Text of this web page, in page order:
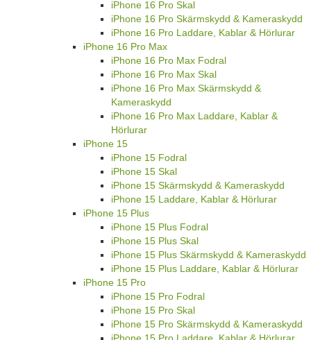
iPhone 16 Pro Skal
iPhone 16 Pro Skärmskydd & Kameraskydd
iPhone 16 Pro Laddare, Kablar & Hörlurar
iPhone 16 Pro Max
iPhone 16 Pro Max Fodral
iPhone 16 Pro Max Skal
iPhone 16 Pro Max Skärmskydd &
Kameraskydd
iPhone 16 Pro Max Laddare, Kablar &
Hörlurar
iPhone 15
iPhone 15 Fodral
iPhone 15 Skal
iPhone 15 Skärmskydd & Kameraskydd
iPhone 15 Laddare, Kablar & Hörlurar
iPhone 15 Plus
iPhone 15 Plus Fodral
iPhone 15 Plus Skal
iPhone 15 Plus Skärmskydd & Kameraskydd
iPhone 15 Plus Laddare, Kablar & Hörlurar
iPhone 15 Pro
iPhone 15 Pro Fodral
iPhone 15 Pro Skal
iPhone 15 Pro Skärmskydd & Kameraskydd